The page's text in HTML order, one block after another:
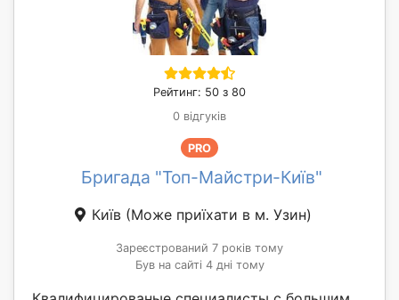
Рейтинг: 50 з 80
0 відгуків
PRO
Бригада "Топ-Майстри-Київ"
Київ (Може приїхати в м. Узин)
Зареєстрований 7 років тому
Був на сайті 4 дні тому